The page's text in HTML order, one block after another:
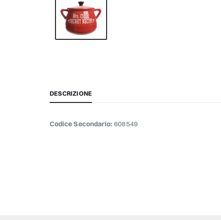
DESCRIZIONE
Codice Secondario: 608549